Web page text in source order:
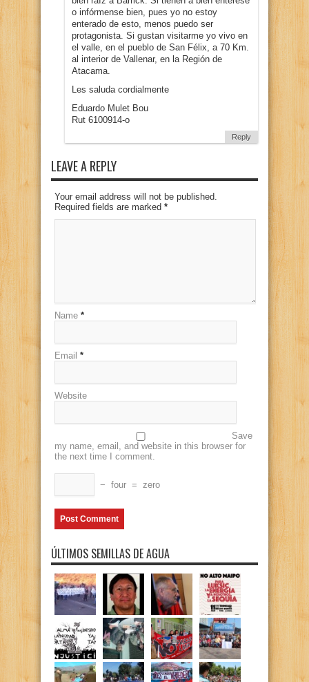
o infórmense bien, pues yo no estoy
enterado de esto, menos puedo ser
protagonista. Si gustan visitarme yo vivo en
el valle, en el pueblo de San Félix, a 70 Km.
al interior de Vallenar, en la Región de
Atacama.
Les saluda cordialmente
Eduardo Mulet Bou
Rut 6100914-o
Reply
LEAVE A REPLY
Your email address will not be published.
Required fields are marked *
Name *
Email *
Website
Save
my name, email, and website in this browser for
the next time I comment.
− four = zero
ÚLTIMOS SEMILLAS DE AGUA